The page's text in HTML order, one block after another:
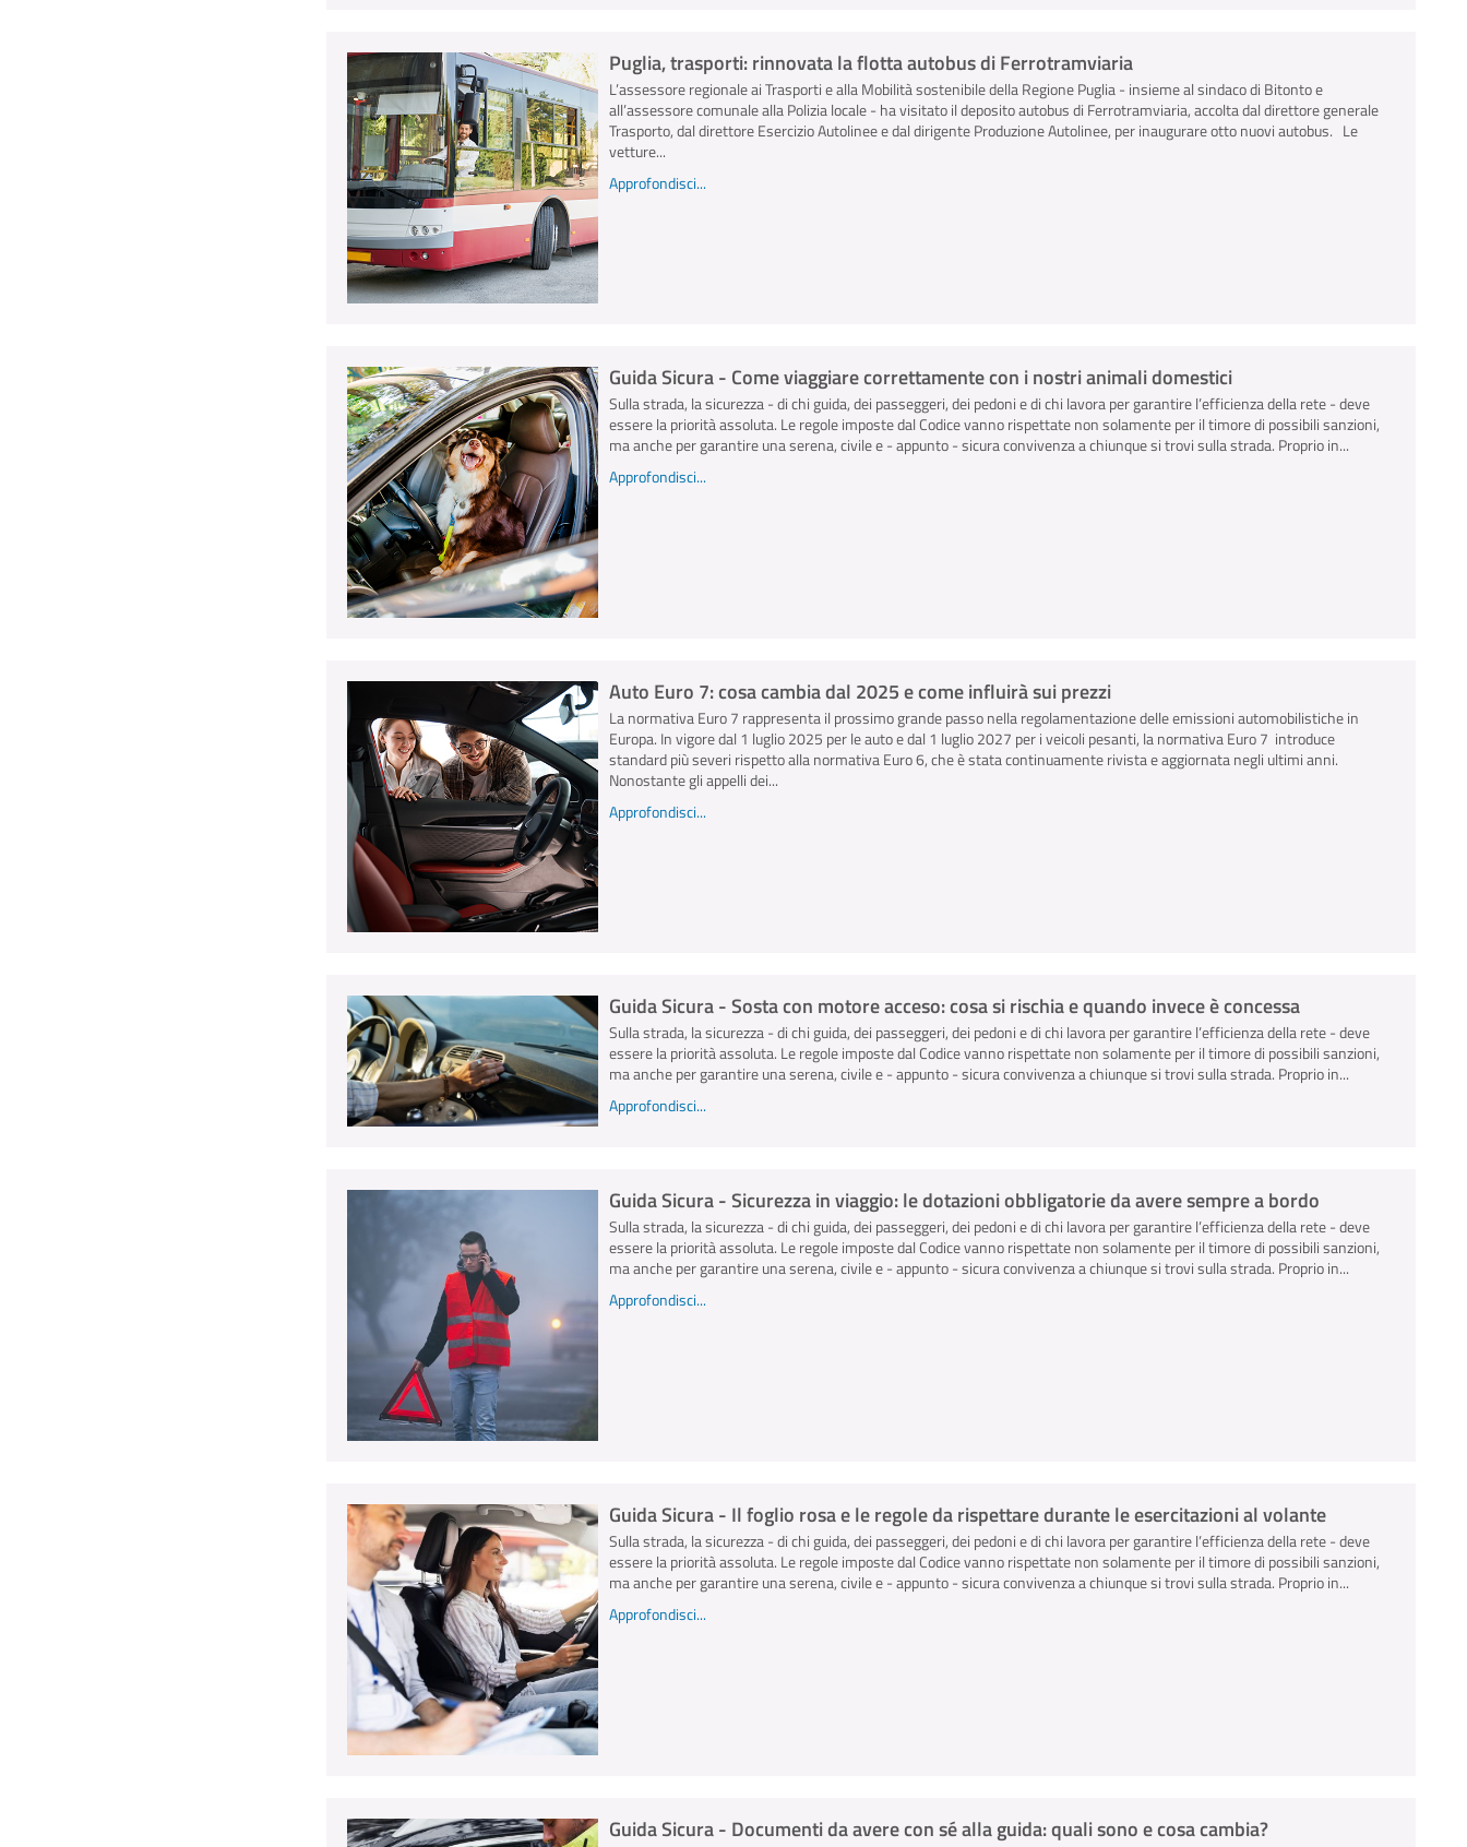
Puglia, trasporti: rinnovata la flotta autobus di Ferrotramviaria
L’assessore regionale ai Trasporti e alla Mobilità sostenibile della Regione Puglia - insieme al sindaco di Bitonto e
all’assessore comunale alla Polizia locale - ha visitato il deposito autobus di Ferrotramviaria, accolta dal direttore generale
Trasporto, dal direttore Esercizio Autolinee e dal dirigente Produzione Autolinee, per inaugurare otto nuovi autobus. Le
vetture...
Approfondisci...
Guida Sicura - Come viaggiare correttamente con i nostri animali domestici
Sulla strada, la sicurezza - di chi guida, dei passeggeri, dei pedoni e di chi lavora per garantire l’efficienza della rete - deve
essere la priorità assoluta. Le regole imposte dal Codice vanno rispettate non solamente per il timore di possibili sanzioni,
ma anche per garantire una serena, civile e - appunto - sicura convivenza a chiunque si trovi sulla strada. Proprio in...
Approfondisci...
Auto Euro 7: cosa cambia dal 2025 e come influirà sui prezzi
La normativa Euro 7 rappresenta il prossimo grande passo nella regolamentazione delle emissioni automobilistiche in
Europa. In vigore dal 1 luglio 2025 per le auto e dal 1 luglio 2027 per i veicoli pesanti, la normativa Euro 7 introduce
standard più severi rispetto alla normativa Euro 6, che è stata continuamente rivista e aggiornata negli ultimi anni.
Nonostante gli appelli dei...
Approfondisci...
Guida Sicura - Sosta con motore acceso: cosa si rischia e quando invece è concessa
Sulla strada, la sicurezza - di chi guida, dei passeggeri, dei pedoni e di chi lavora per garantire l’efficienza della rete - deve
essere la priorità assoluta. Le regole imposte dal Codice vanno rispettate non solamente per il timore di possibili sanzioni,
ma anche per garantire una serena, civile e - appunto - sicura convivenza a chiunque si trovi sulla strada. Proprio in...
Approfondisci...
Guida Sicura - Sicurezza in viaggio: le dotazioni obbligatorie da avere sempre a bordo
Sulla strada, la sicurezza - di chi guida, dei passeggeri, dei pedoni e di chi lavora per garantire l’efficienza della rete - deve
essere la priorità assoluta. Le regole imposte dal Codice vanno rispettate non solamente per il timore di possibili sanzioni,
ma anche per garantire una serena, civile e - appunto - sicura convivenza a chiunque si trovi sulla strada. Proprio in...
Approfondisci...
Guida Sicura - Il foglio rosa e le regole da rispettare durante le esercitazioni al volante
Sulla strada, la sicurezza - di chi guida, dei passeggeri, dei pedoni e di chi lavora per garantire l’efficienza della rete - deve
essere la priorità assoluta. Le regole imposte dal Codice vanno rispettate non solamente per il timore di possibili sanzioni,
ma anche per garantire una serena, civile e - appunto - sicura convivenza a chiunque si trovi sulla strada. Proprio in...
Approfondisci...
Guida Sicura - Documenti da avere con sé alla guida: quali sono e cosa cambia?